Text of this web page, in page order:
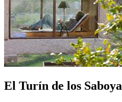
El Turín de los Saboya